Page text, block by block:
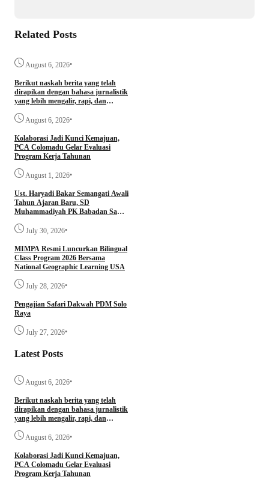
Related Posts
August 6, 2026•
Berikut naskah berita yang telah
dirapikan dengan bahasa jurnalistik
yang lebih mengalir, rapi, dan
August 6, 2026•
Kolaborasi Jadi Kunci Kemajuan,
PCA Colomadu Gelar Evaluasi
Program Kerja Tahunan
August 1, 2026•
Ust. Haryadi Bakar Semangati Awali
Tahun Ajaran Baru, SD
Muhammadiyah PK Babadan Sambi
July 30, 2026•
MIMPA Resmi Luncurkan Bilingual
Class Program 2026 Bersama
National Geographic Learning USA
July 28, 2026•
Pengajian Safari Dakwah PDM Solo
Raya
July 27, 2026•
Latest Posts
August 6, 2026•
Berikut naskah berita yang telah
dirapikan dengan bahasa jurnalistik
yang lebih mengalir, rapi, dan
August 6, 2026•
Kolaborasi Jadi Kunci Kemajuan,
PCA Colomadu Gelar Evaluasi
Program Kerja Tahunan